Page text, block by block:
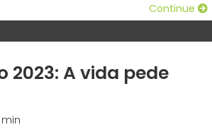
Continue
2023: A vida pede
min